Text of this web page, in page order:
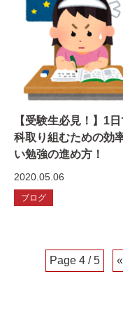
【受験生必見！】1
科取り組むための効
い勉強の進め方！
2020.05.06
ブログ
Page 4 / 5 «